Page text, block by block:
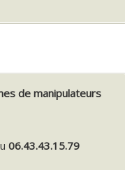
de manipulateurs
06.43.43.15.79